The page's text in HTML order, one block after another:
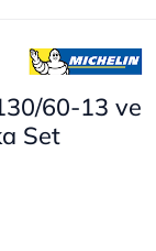
60-13 ve
Set